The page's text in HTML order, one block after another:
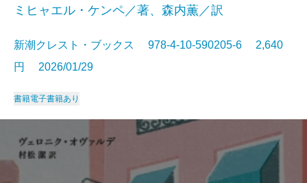
ミヒャエル・ケンペ／著、森内薫／訳
新潮クレスト・ブックス 978-4-10-590205-6 2,640
円 2026/01/29
書籍電子書籍あり